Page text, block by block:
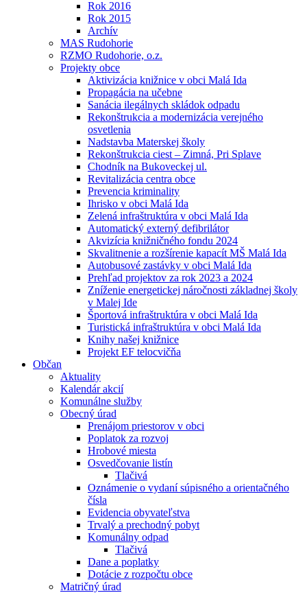
Rok 2016
Rok 2015
Archív
MAS Rudohorie
RZMO Rudohorie, o.z.
Projekty obce
Aktivizácia knižnice v obci Malá Ida
Propagácia na učebne
Sanácia ilegálnych skládok odpadu
Rekonštrukcia a modernizácia verejného
osvetlenia
Nadstavba Materskej školy
Rekonštrukcia ciest – Zimná, Pri Splave
Chodník na Bukoveckej ul.
Revitalizácia centra obce
Prevencia kriminality
Ihrisko v obci Malá Ida
Zelená infraštruktúra v obci Malá Ida
Automatický externý defibrilátor
Akvizícia knižničného fondu 2024
Skvalitnenie a rozšírenie kapacít MŠ Malá Ida
Autobusové zastávky v obci Malá Ida
Prehľad projektov za rok 2023 a 2024
Zníženie energetickej náročnosti základnej školy
v Malej Ide
Športová infraštruktúra v obci Malá Ida
Turistická infraštruktúra v obci Malá Ida
Knihy našej knižnice
Projekt EF telocvičňa
Občan
Aktuality
Kalendár akcií
Komunálne služby
Obecný úrad
Prenájom priestorov v obci
Poplatok za rozvoj
Hrobové miesta
Osvedčovanie listín
Tlačivá
Oznámenie o vydaní súpisného a orientačného
čísla
Evidencia obyvateľstva
Trvalý a prechodný pobyt
Komunálny odpad
Tlačivá
Dane a poplatky
Dotácie z rozpočtu obce
Matričný úrad